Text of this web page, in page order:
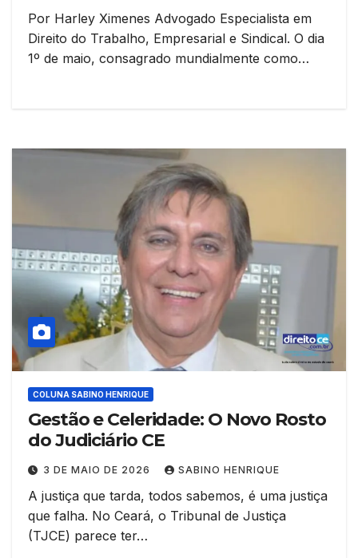
Por Harley Ximenes Advogado Especialista em
Direito do Trabalho, Empresarial e Sindical. O dia
1º de maio, consagrado mundialmente como…
COLUNA SABINO HENRIQUE
Gestão e Celeridade: O Novo Rosto
do Judiciário CE
3 DE MAIO DE 2026 SABINO HENRIQUE
A justiça que tarda, todos sabemos, é uma justiça
que falha. No Ceará, o Tribunal de Justiça
(TJCE) parece ter…